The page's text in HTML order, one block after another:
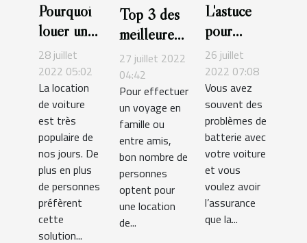
Pourquoi
louer une
voiture ?
28 juillet
2022 05:02
La location
de voiture
est très
populaire de
nos jours. De
plus en plus
de personnes
préfèrent
cette
solution...
Top 3 des
meilleures
plateformes
de location
de véhicule
27 juillet 2022
04:42
Pour effectuer
un voyage en
famille ou
entre amis,
bon nombre de
personnes
optent pour
une location
de...
L'astuce
pour
choisir
une bonne
batterie
pour son
véhicule
26 juillet
2022 07:08
Vous avez
souvent des
problèmes de
batterie avec
votre voiture
et vous
voulez avoir
l’assurance
que la...